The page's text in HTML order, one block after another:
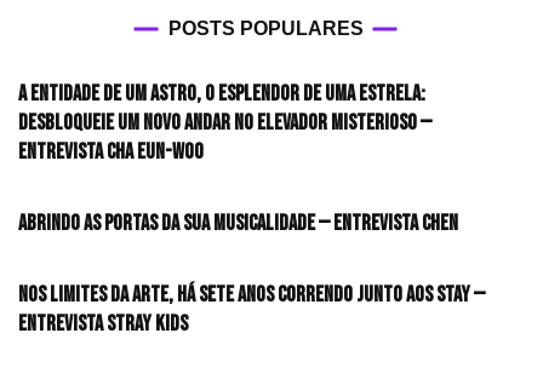
POSTS POPULARES
A entidade de um astro, o esplendor de uma estrela:
desbloqueie um novo andar no elevador misterioso —
Entrevista CHA EUN-WOO
Abrindo as portas da sua musicalidade — Entrevista CHEN
Nos limites da arte, há sete anos correndo junto aos STAY —
Entrevista Stray Kids